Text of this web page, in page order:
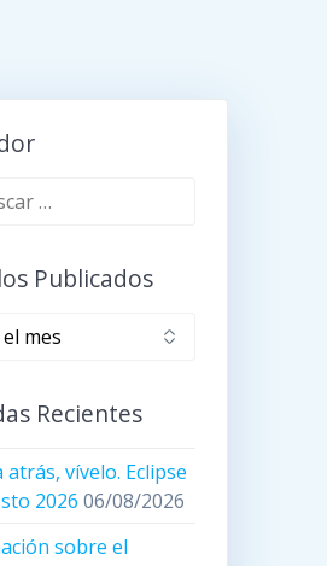
Publicados
Recientes
atrás, vívelo. Eclipse
2026 06/08/2026
sobre el